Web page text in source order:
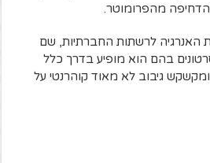
מהפרומוטר.
האנרגיה לרשתות החברתיות, שם
בהם הוא מופיע בדרך כלל
גיבוב לא מאוד קוהרנטי על